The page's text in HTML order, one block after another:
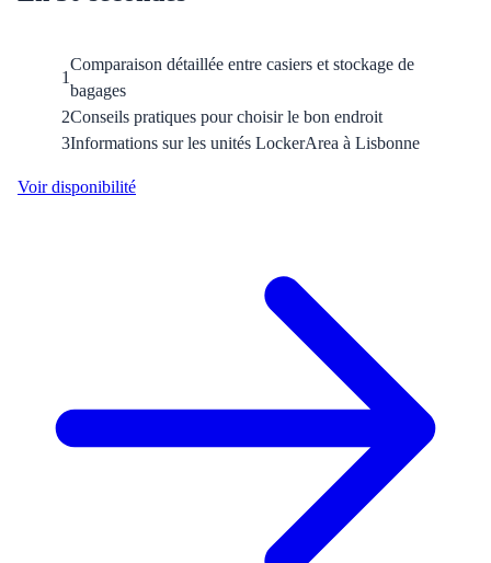
1
Comparaison détaillée entre casiers et stockage de
bagages
2Conseils pratiques pour choisir le bon endroit
3Informations sur les unités LockerArea à Lisbonne
Voir disponibilité